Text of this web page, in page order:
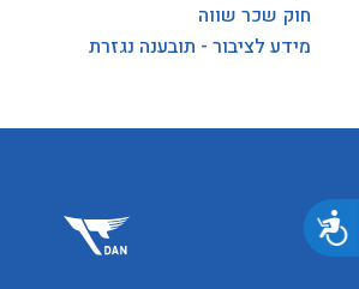
נגישות
חוק שכר שווה
מידע לציבור - תובענה נגזרת